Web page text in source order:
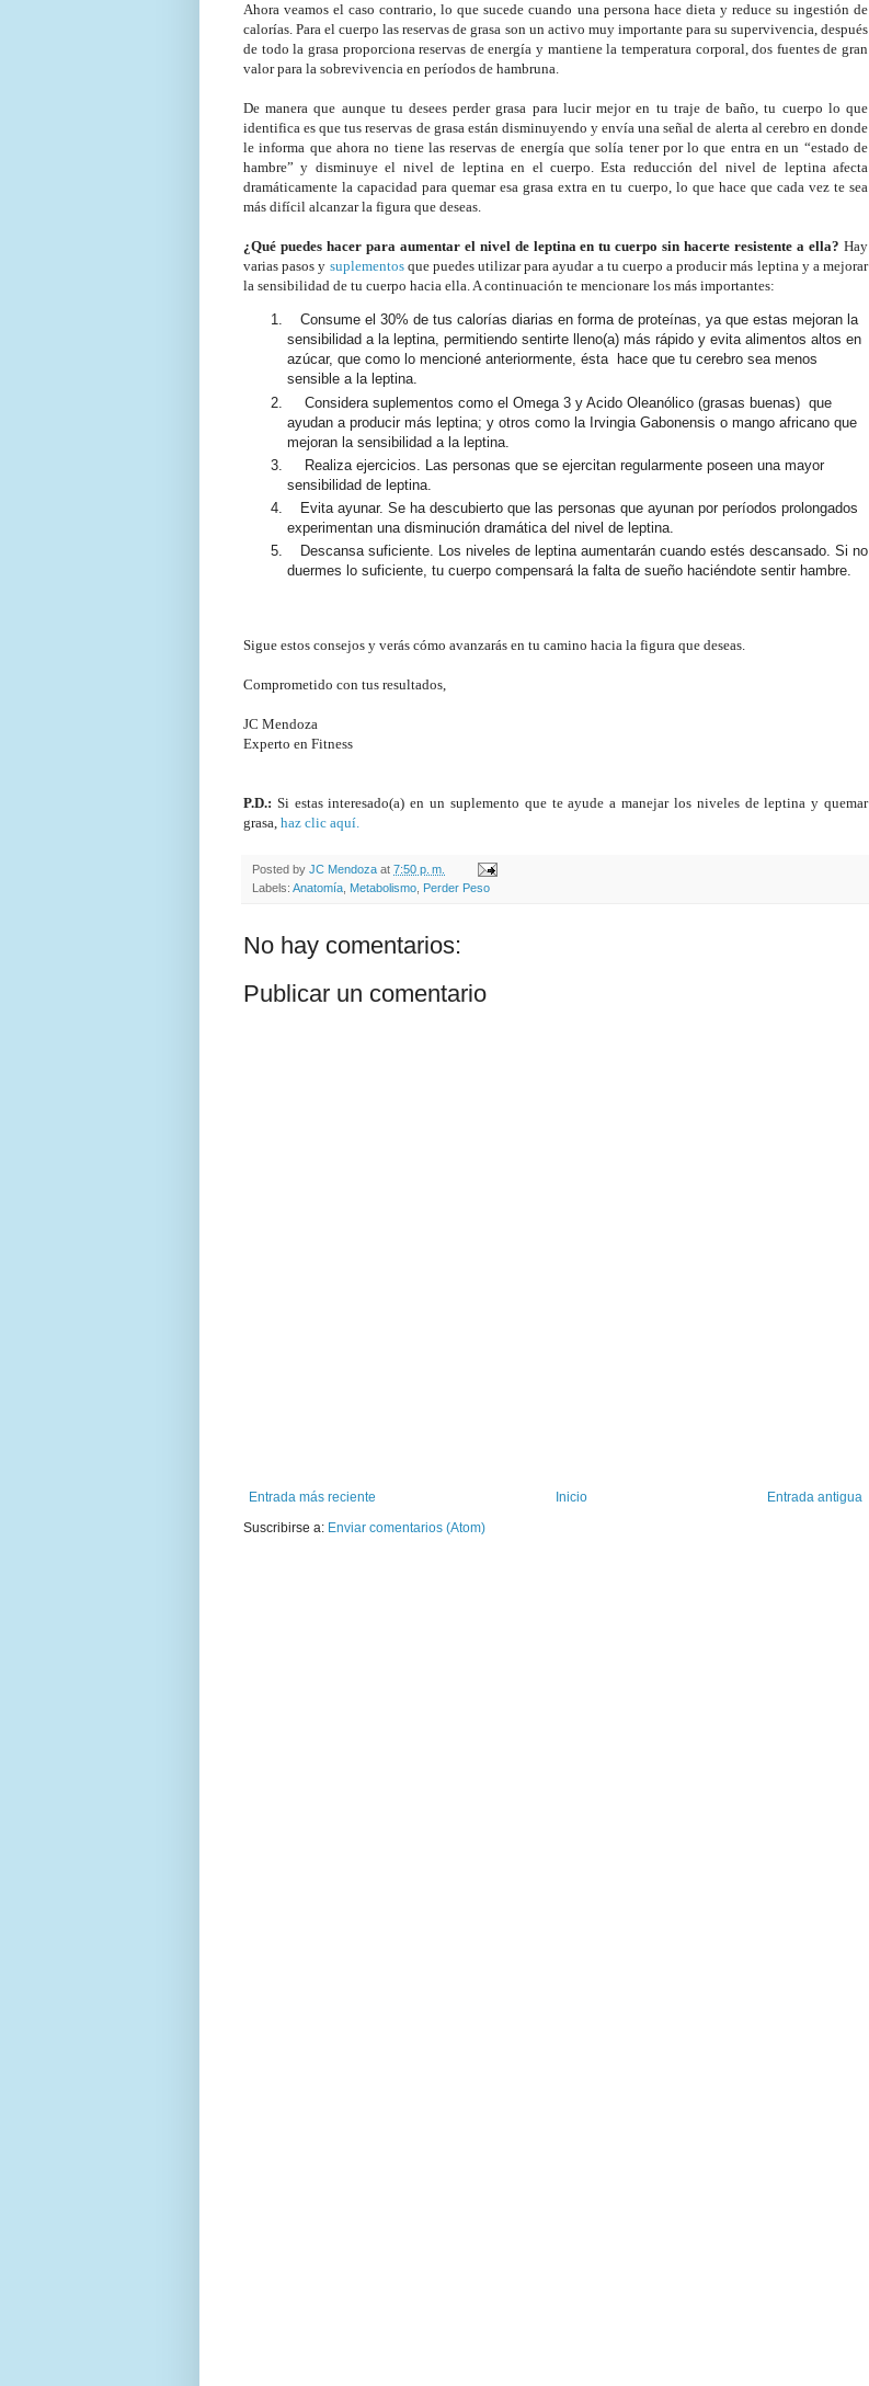
Ahora veamos el caso contrario, lo que sucede cuando una persona hace dieta y reduce su ingestión de
calorías. Para el cuerpo las reservas de grasa son un activo muy importante para su supervivencia, después
de todo la grasa proporciona reservas de energía y mantiene la temperatura corporal, dos fuentes de gran
valor para la sobrevivencia en períodos de hambruna.
De manera que aunque tu desees perder grasa para lucir mejor en tu traje de baño, tu cuerpo lo que
identifica es que tus reservas de grasa están disminuyendo y envía una señal de alerta al cerebro en donde
le informa que ahora no tiene las reservas de energía que solía tener por lo que entra en un “estado de
hambre” y disminuye el nivel de leptina en el cuerpo. Esta reducción del nivel de leptina afecta
dramáticamente la capacidad para quemar esa grasa extra en tu cuerpo, lo que hace que cada vez te sea
más difícil alcanzar la figura que deseas.
¿Qué puedes hacer para aumentar el nivel de leptina en tu cuerpo sin hacerte resistente a ella? Hay
varias pasos y suplementosque puedes utilizar para ayudar a tu cuerpo a producir más leptina y a mejorar
la sensibilidad de tu cuerpo hacia ella. A continuación te mencionare los más importantes:
Consume el 30% de tus calorías diarias en forma de proteínas, ya que estas mejoran la
sensibilidad a la leptina, permitiendo sentirte lleno(a) más rápido y evita alimentos altos en
azúcar, que como lo mencioné anteriormente, ésta hace que tu cerebro sea menos
sensible a la leptina.
Considera suplementos como el Omega 3 y Acido Oleanólico (grasas buenas) que
ayudan a producir más leptina; y otros como la Irvingia Gabonensis o mango africano que
mejoran la sensibilidad a la leptina.
Realiza ejercicios. Las personas que se ejercitan regularmente poseen una mayor
sensibilidad de leptina.
Evita ayunar. Se ha descubierto que las personas que ayunan por períodos prolongados
experimentan una disminución dramática del nivel de leptina.
Descansa suficiente. Los niveles de leptina aumentarán cuando estés descansado. Si no
duermes lo suficiente, tu cuerpo compensará la falta de sueño haciéndote sentir hambre.
Sigue estos consejos y verás cómo avanzarás en tu camino hacia la figura que deseas.
Comprometido con tus resultados,
JC Mendoza
Experto en Fitness
P.D.: Si estas interesado(a) en un suplemento que te ayude a manejar los niveles de leptina y quemar
grasa, haz clic aquí.
Posted by JC Mendoza at 7:50 p. m.
Labels: Anatomía Metabolismo Perder Peso
No hay comentarios:
Publicar un comentario
Entrada más reciente Entrada antigua
Inicio
Suscribirse a: Enviar comentarios (Atom)